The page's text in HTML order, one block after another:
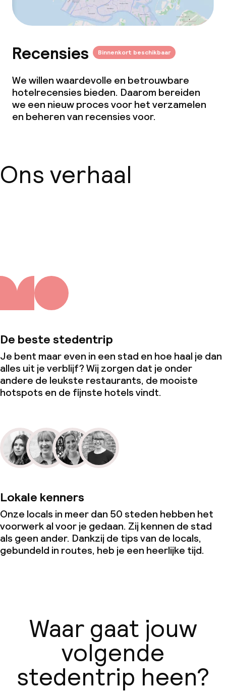
Recensies Binnenkort beschikbaar
We willen waardevolle en betrouwbare
hotelrecensies bieden. Daarom bereiden
we een nieuw proces voor het verzamelen
en beheren van recensies voor.
Ons verhaal
De beste stedentrip
Je bent maar even in een stad en hoe haal je dan
alles uit je verblijf? Wij zorgen dat je onder
andere de leukste restaurants, de mooiste
hotspots en de fijnste hotels vindt.
Lokale kenners
Onze locals in meer dan 50 steden hebben het
voorwerk al voor je gedaan. Zij kennen de stad
als geen ander. Dankzij de tips van de locals,
gebundeld in routes, heb je een heerlijke tijd.
Waar gaat jouw
volgende
stedentrip heen?